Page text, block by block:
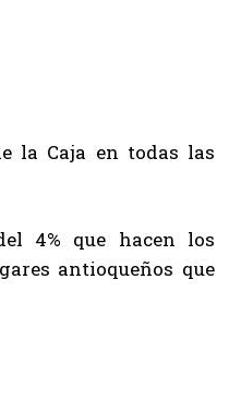
la Caja en todas las
4% que hacen los
antioqueños que